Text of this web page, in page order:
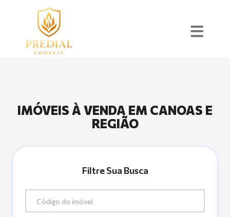
IMÓVEIS À VENDA EM CANOAS E
REGIÃO
Filtre Sua Busca